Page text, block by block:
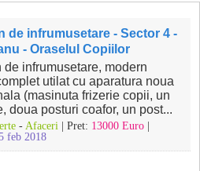
de infrumusetare - Sector 4 -
- Oraselul Copiilor
de infrumusetare, modern
utilat cu aparatura noua
(masinuta frizerie copii, un
doua posturi coafor, un post...
- Afaceri | Pret: 13000 Euro
feb 2018